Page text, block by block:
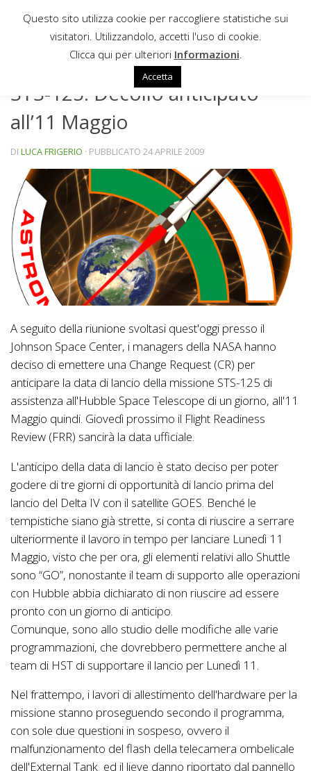
Sotto il contenuto
STS-125: Decollo anticipato
all’11 Maggio
DI LUCA FRIGERIO · PUBBLICATO 24 APRILE 2009
A seguito della riunione svoltasi quest'oggi presso il
Johnson Space Center, i managers della NASA hanno
deciso di emettere una Change Request (CR) per
anticipare la data di lancio della missione STS-125 di
assistenza all'Hubble Space Telescope di un giorno, all'11
Maggio quindi. Giovedì prossimo il Flight Readiness
Review (FRR) sancirà la data ufficiale.
L'anticipo della data di lancio è stato deciso per poter
godere di tre giorni di opportunità di lancio prima del
lancio del Delta IV con il satellite GOES. Benché le
tempistiche siano già strette, si conta di riuscire a serrare
ulteriormente il lavoro in tempo per lanciare Lunedì 11
Maggio, visto che per ora, gli elementi relativi allo Shuttle
sono “GO”, nonostante il team di supporto alle operazioni
con Hubble abbia dichiarato di non riuscire ad essere
pronto con un giorno di anticipo.
Comunque, sono allo studio delle modifiche alle varie
programmazioni, che dovrebbero permettere anche al
team di HST di supportare il lancio per Lunedì 11.
Nel frattempo, i lavori di allestimento dell'hardware per la
missione stanno proseguendo secondo il programma,
con sole due questioni in sospeso, ovvero il
malfunzionamento del flash della telecamera ombelicale
dell'External Tank ed il lieve danno riportato dal pannello
Questo sito utilizza cookie per raccogliere statistiche sui
visitatori. Utilizzandolo, accetti l'uso di cookie.
Clicca qui per ulteriori Informazioni
Accetta